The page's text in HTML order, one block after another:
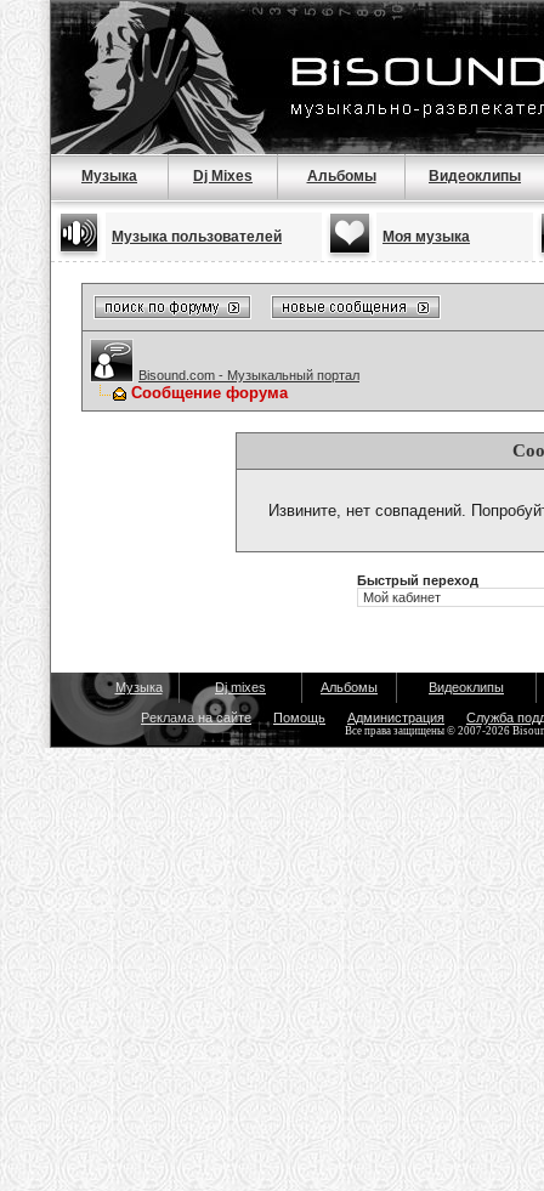
Музыка Dj Mixes Альбомы Видеоклипы
Музыка пользователей Моя музыка
Bisound.com - Музыкальный портал
Сообщение форума
Извините, нет совпадений.
Быстрый переход
Музыка Dj mixes Альбомы Видеоклипы
Реклама на сайте Помощь Администрация Служба
Все права защищены © 2007-2026